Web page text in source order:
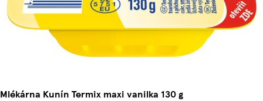
Mlékárna Kunín Termix maxi vanilka 130 g